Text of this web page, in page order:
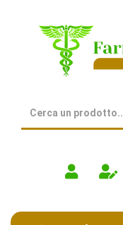
contenuto
Farmacia
Prodotto